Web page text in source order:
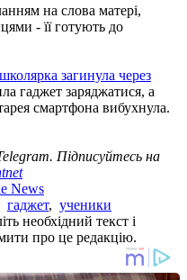
на слова матері,
- її готують до
школярка загинула через
гаджет заряджатися, а
смартфона вибухнула.
Підписуйтесь на
News
гаджет, ученики
необхідний текст і
про це редакцію.